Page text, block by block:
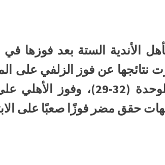
الأندية الستة بعد فوزها
حقق مضر فوزًا صعبًا على